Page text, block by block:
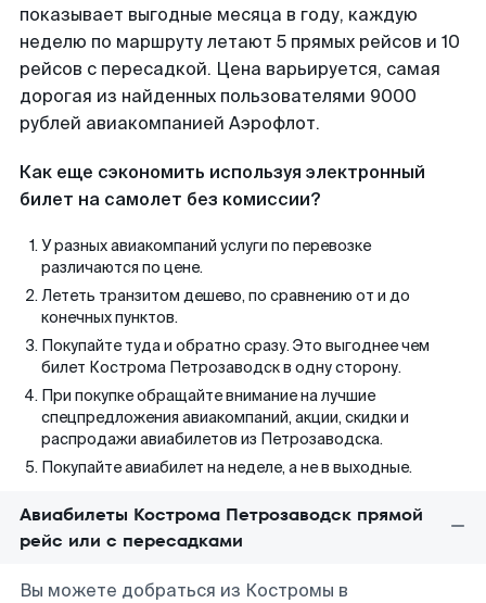
показывает выгодные месяца в году, каждую
неделю по маршруту летают 5 прямых рейсов и 10
рейсов с пересадкой. Цена варьируется, самая
дорогая из найденных пользователями 9000
рублей авиакомпанией Аэрофлот.
Как еще сэкономить используя электронный
билет на самолет без комиссии?
У разных авиакомпаний услуги по перевозке
различаются по цене.
Лететь транзитом дешево, по сравнению от и до
конечных пунктов.
Покупайте туда и обратно сразу. Это выгоднее чем
билет Кострома Петрозаводск в одну сторону.
При покупке обращайте внимание на лучшие
спецпредложения авиакомпаний, акции, скидки и
распродажи авиабилетов из Петрозаводска.
Покупайте авиабилет на неделе, а не в выходные.
Авиабилеты Кострома Петрозаводск прямой
рейс или с пересадками
Вы можете добраться из Костромы в